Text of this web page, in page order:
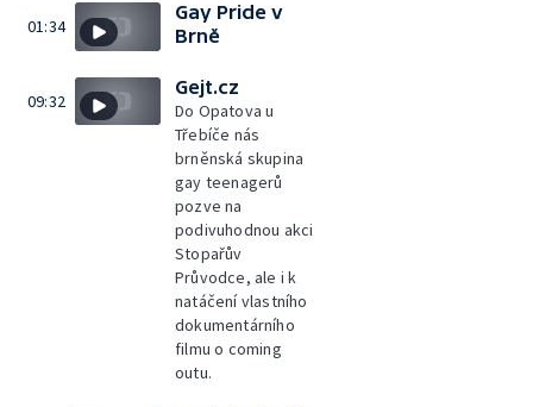
01:34
Gay Pride v
Brně
09:32
Gejt.cz
Do Opatova u
Třebíče nás
brněnská skupina
gay teenagerů
pozve na
podivuhodnou akci
Stopařův
Průvodce, ale i k
natáčení vlastního
dokumentárního
filmu o coming
outu.